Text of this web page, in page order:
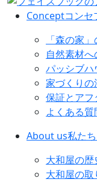
Conceptコンセ
「森の家
自然素材へ
パッシブハ
家づくりの
保証とアフ
よくある質
About us私た
大和屋の歴
大和屋の取